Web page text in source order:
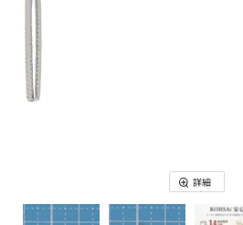
詳細